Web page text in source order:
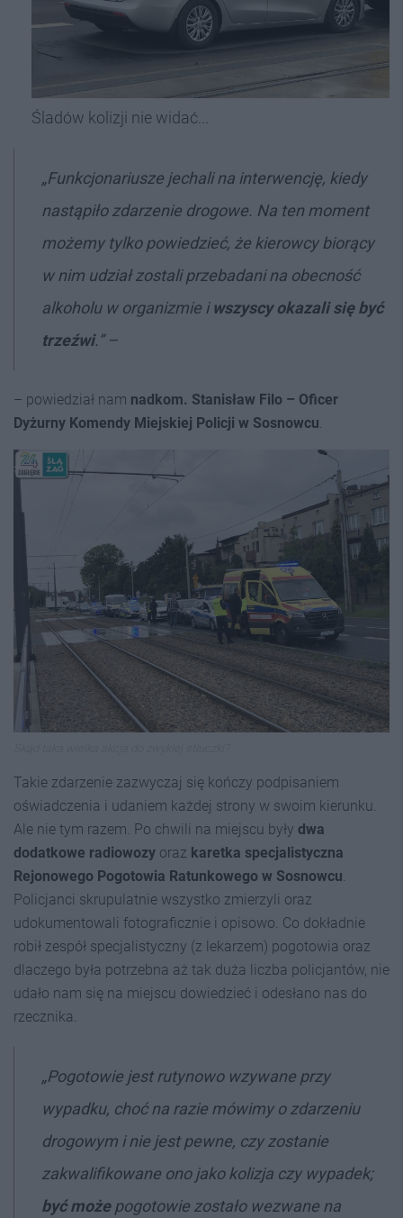
Śladów kolizji nie widać...
„Funkcjonariusze jechali na interwencję, kiedy
nastąpiło zdarzenie drogowe. Na ten moment
możemy tylko powiedzieć, że kierowcy biorący
w nim udział zostali przebadani na obecność
alkoholu w organizmie i wszyscy okazali się być
trzeźwi.” –
– powiedział nam nadkom. Stanisław Filo – Oficer
Dyżurny Komendy Miejskiej Policji w Sosnowcu.
Takie zdarzenie zazwyczaj się kończy podpisaniem
oświadczenia i udaniem każdej strony w swoim kierunku.
Ale nie tym razem. Po chwili na miejscu były dwa
dodatkowe radiowozy oraz karetka specjalistyczna
Rejonowego Pogotowia Ratunkowego w Sosnowcu
Policjanci skrupulatnie wszystko zmierzyli oraz
udokumentowali fotograficznie i opisowo. Co dokładnie
robił zespół specjalistyczny (z lekarzem) pogotowia oraz
dlaczego była potrzebna aż tak duża liczba policjantów, nie
udało nam się na miejscu dowiedzieć i odesłano nas do
rzecznika.
„Pogotowie jest rutynowo wzywane przy
wypadku, choć na razie mówimy o zdarzeniu
drogowym i nie jest pewne, czy zostanie
zakwalifikowane ono jako kolizja czy wypadek;
być możepogotowie zostało wezwane na